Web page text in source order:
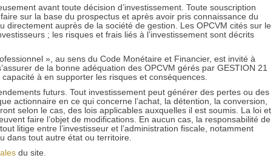
INFORMÉ
nos newsletters
avant toute décision d’investissement. Toute souscription
sur la base du prospectus et après avoir pris connaissance du
directement auprès de la société de gestion. Les OPCVM cités sur le
; les risques et frais liés à l’investissement sont décrits
», au sens du Code Monétaire et Financier, est invité à
de la bonne adéquation des OPCVM gérés par GESTION 21
à en supporter les risques et conséquences.
futurs. Tout investissement peut générer des pertes ou des
actionnaire en ce qui concerne l’achat, la détention, la conversion,
selon le cas, des lois applicables auxquelles il est soumis. La loi et
faire l’objet de modifications. En aucun cas, la responsabilité de
litige entre l’investisseur et l’administration fiscale, notamment
dans tout autre état ou territoire.
du site.